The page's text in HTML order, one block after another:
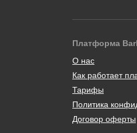
Платформа
О нас
Как работает
Тарифы
Политика
Договор оферты